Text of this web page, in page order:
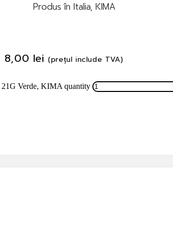
Produs în Italia, KIMA
8,00 lei (prețul include TVA)
21G Verde, KIMA quantity